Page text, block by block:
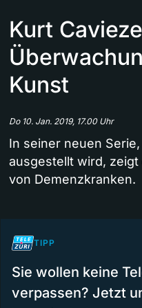
Kurt
Kunst
Do 10. Jan. 2019, 17.00 Uhr
In seiner neuen
ausgestellt wird,
von Demenzkranken.
TIPP
Sie wollen keine
verpassen? Jetzt